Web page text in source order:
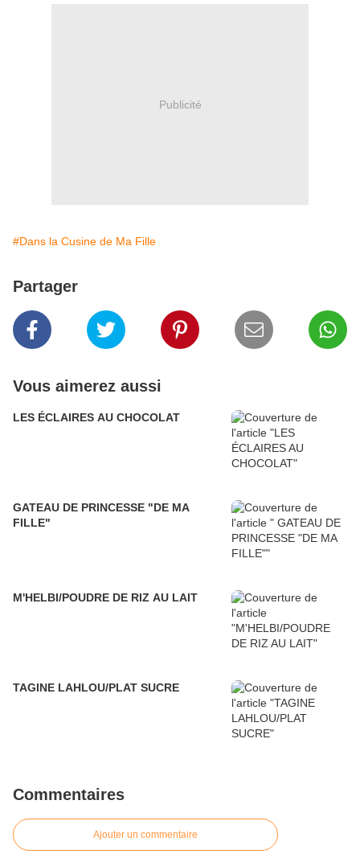
Publicité
#Dans la Cusine de Ma Fille
Partager
Vous aimerez aussi
LES ÉCLAIRES AU CHOCOLAT
GATEAU DE PRINCESSE "DE MA
FILLE"
M'HELBI/POUDRE DE RIZ AU LAIT
TAGINE LAHLOU/PLAT SUCRE
Commentaires
Ajouter un commentaire